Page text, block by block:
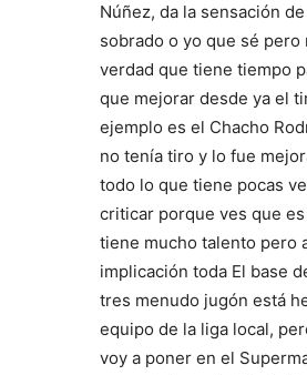
Núñez, da la sensación
sobrado o yo que sé pero
verdad que tiene tiempo
que mejorar desde ya el
ejemplo es el Chacho
no tenía tiro y lo fue
todo lo que tiene pocas
criticar porque ves que
tiene mucho talento pero
implicación toda El base
tres menudo jugón está
equipo de la liga local,
voy a poner en el